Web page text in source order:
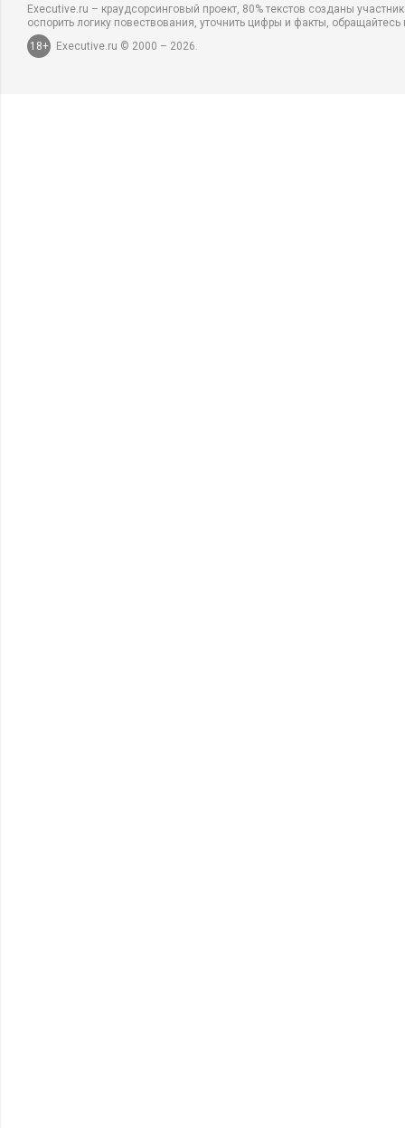
Executive.ru – краудсорсинговый проект, 80% текстов созданы
оспорить логику повествования, уточнить цифры и факты,
18+
Executive.ru © 2000 – 2026.